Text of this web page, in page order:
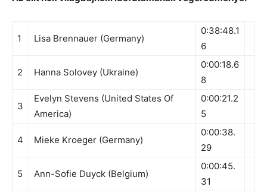
1 Lisa Brennauer (Germany)
0:38:48.1
6
2 Hanna Solovey (Ukraine)
0:00:18.6
8
3
Evelyn Stevens (United States Of
America)
0:00:21.2
5
4 Mieke Kroeger (Germany)
0:00:38.
29
5 Ann-Sofie Duyck (Belgium)
0:00:45.
31